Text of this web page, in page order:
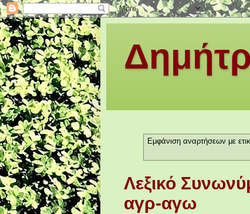
Εμφάνιση αναρτήσεων με
Λεξικό
αγρ-αγω